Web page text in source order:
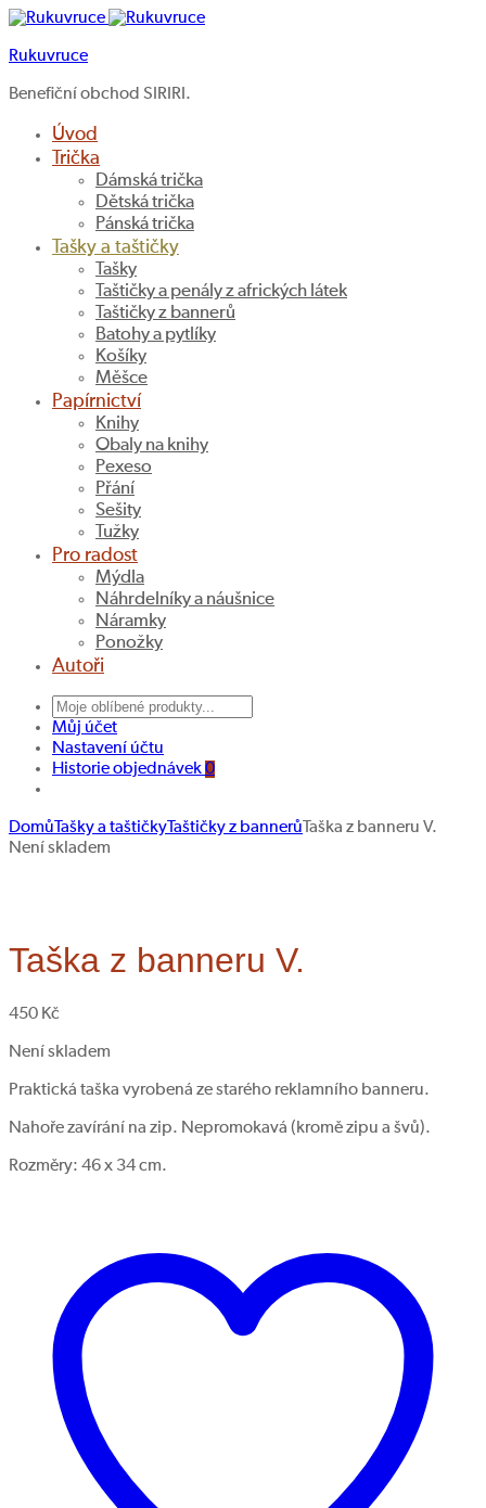
Rukuvruce
Benefiční obchod SIRIRI.
Úvod
Trička
Dámská trička
Dětská trička
Pánská trička
Tašky a taštičky
Tašky
Taštičky a penály z afrických látek
Taštičky z bannerů
Batohy a pytlíky
Košíky
Měšce
Papírnictví
Knihy
Obaly na knihy
Pexeso
Přání
Sešity
Tužky
Pro radost
Mýdla
Náhrdelníky a náušnice
Náramky
Ponožky
Autoři
Můj účet
Nastavení účtu
Historie objednávek0
Domů Tašky a taštičky Taštičky z bannerů Taška z banneru V.
Navigace
Taštička
L
Ledvinka
Není skladem
Taška z banneru V.
450 Kč
Není skladem
Praktická taška vyrobená ze starého reklamního banneru.
Nahoře zavírání na zip. Nepromokavá (kromě zipu a švů).
Rozměry: 46 x 34 cm.